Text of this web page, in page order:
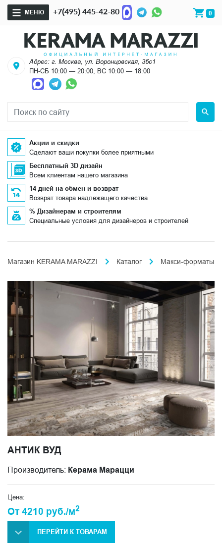
МЕНЮ +7(495) 445-42-80 0
Адрес: г. Москва, ул. Воронцовская, 36с1
ПН-СБ 10:00 — 20:00, ВС 10:00 — 18:00
Акции и скидки
Сделают ваши покупки более приятными
Бесплатный 3D дизайн
Всем клиентам нашего магазина
14 дней на обмен и возврат
Возврат товара надлежащего качества
% Дизайнерам и строителям
Специальные условия для дизайнеров и строителей
Магазин KERAMA MARAZZI Каталог Макси-форматы
АНТИК ВУД
Производитель: Керама Марацци
Цена:
От 4210 руб./м2
ПЕРЕЙТИ К ТОВАРАМ